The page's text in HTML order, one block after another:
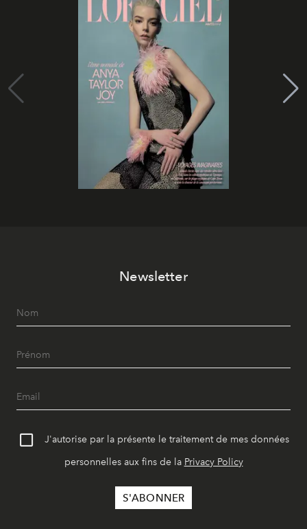
Newsletter
J'autorise par la présente le traitement de mes données
personnelles aux fins de la Privacy Policy